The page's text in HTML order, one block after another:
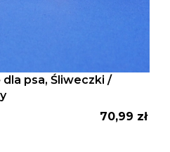
psa, Śliweczki /
Cena
70,99 zł